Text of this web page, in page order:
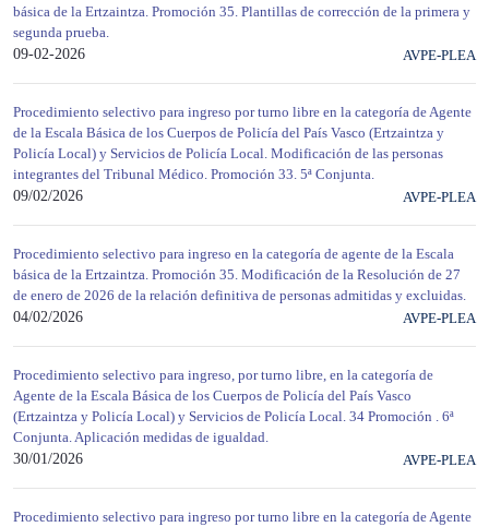
básica de la Ertzaintza. Promoción 35. Plantillas de corrección de la primera y
segunda prueba.
09-02-2026
AVPE-PLEA
Procedimiento selectivo para ingreso por turno libre en la categoría de Agente
de la Escala Básica de los Cuerpos de Policía del País Vasco (Ertzaintza y
Policía Local) y Servicios de Policía Local. Modificación de las personas
integrantes del Tribunal Médico. Promoción 33. 5ª Conjunta.
09/02/2026
AVPE-PLEA
Procedimiento selectivo para ingreso en la categoría de agente de la Escala
básica de la Ertzaintza. Promoción 35. Modificación de la Resolución de 27
de enero de 2026 de la relación definitiva de personas admitidas y excluidas.
04/02/2026
AVPE-PLEA
Procedimiento selectivo para ingreso, por turno libre, en la categoría de
Agente de la Escala Básica de los Cuerpos de Policía del País Vasco
(Ertzaintza y Policía Local) y Servicios de Policía Local. 34 Promoción . 6ª
Conjunta. Aplicación medidas de igualdad.
30/01/2026
AVPE-PLEA
Procedimiento selectivo para ingreso por turno libre en la categoría de Agente